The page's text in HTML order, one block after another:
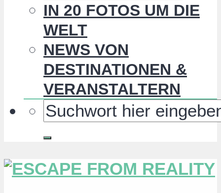
IN 20 FOTOS UM DIE
WELT
NEWS VON
DESTINATIONEN &
VERANSTALTERN